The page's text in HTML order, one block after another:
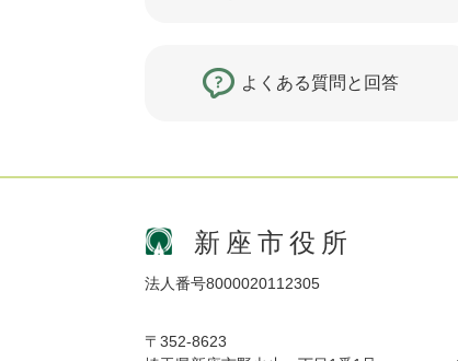
よくある質問と回答
新座市役所
法人番号8000020112305
〒352-8623